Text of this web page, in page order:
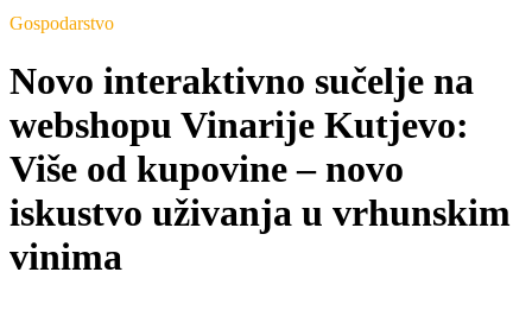
Gospodarstvo
Novo interaktivno sučelje na
webshopu Vinarije Kutjevo:
Više od kupovine – novo
iskustvo uživanja u vrhunskim
vinima